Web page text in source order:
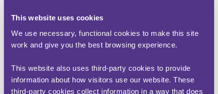
This website uses cookies
We use necessary, functional cookies to make this site
work and give you the best browsing experience.
This website also uses third-party cookies to provide
information about how visitors use our website. These
third-party cookies collect information in a way that does
Sylwer: Ni fydd y tribiwnlys yn cysylltu â thystion
nac yn casglu tystiolaeth ar eich rhan.
dyfarnwr bod eich cerbyd wedi'i glonio.
Yn gyntaf, rhowch y rhif cyfeirnod trosedd